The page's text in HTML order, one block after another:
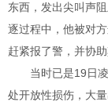
东西，发出尖叫声
逐过程中，他被对
赶紧报了警，并协
当时已是19日凌
处开放性损伤，大